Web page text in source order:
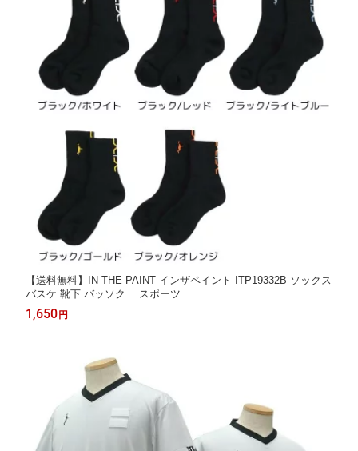
【送料無料】IN THE PAINT インザペイント ITP19332B ソックス
バスケ 靴下 バッソク スポーツ
1,650 円